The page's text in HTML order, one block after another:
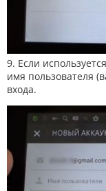
9. Если
имя пользователя
входа.